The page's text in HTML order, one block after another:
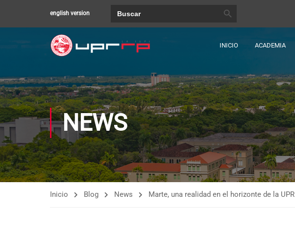
english version
INICIO ACADEMIA
NEWS
Inicio Blog News Marte, una realidad en el horizonte de la UPR